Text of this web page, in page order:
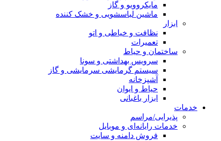
مایکروویو و گاز
ماشین لباسشویی و خشک کننده
ابزار
نظافت و خیاطی و اتو
تعمیرات
ساختمان و حیاط
سرویس بهداشتی و سونا
سیستم گرمایشی سرمایشی و گاز
آشپزخانه
حیاط و ایوان
ابزار باغبانی
خدمات
پذیرایی/مراسم
خدمات رایانه‌ای و موبایل
فروش دامنه و سایت